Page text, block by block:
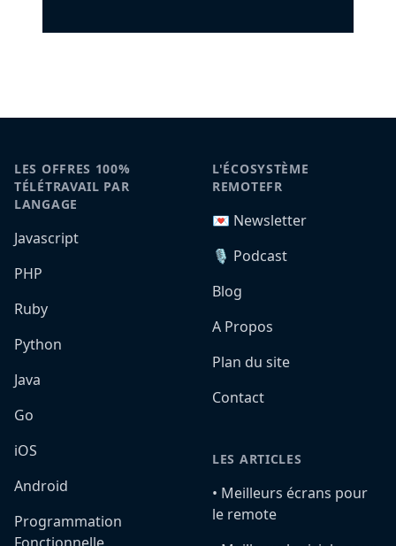
LES OFFRES 100%
TÉLÉTRAVAIL PAR
LANGAGE
Javascript
PHP
Ruby
Python
Java
Go
iOS
Android
Programmation
L'ÉCOSYSTÈME
REMOTEFR
💌 Newsletter
🎙️ Podcast
Blog
A Propos
Plan du site
Contact
LES ARTICLES
•️ Meilleurs écrans pour
le remote